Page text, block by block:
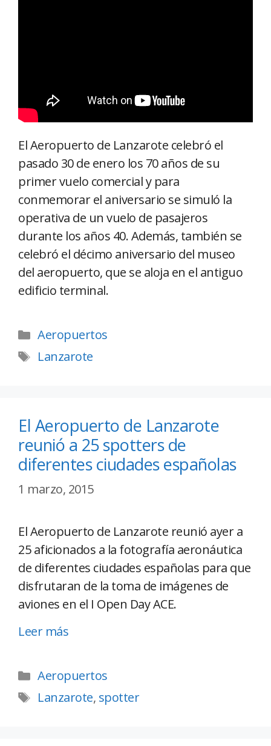
El Aeropuerto de Lanzarote celebró el
pasado 30 de enero los 70 años de su
primer vuelo comercial y para
conmemorar el aniversario se simuló la
operativa de un vuelo de pasajeros
durante los años 40. Además, también se
celebró el décimo aniversario del museo
del aeropuerto, que se aloja en el antiguo
edificio terminal.
Aeropuertos
Lanzarote
El Aeropuerto de Lanzarote
reunió a 25 spotters de
diferentes ciudades españolas
1 marzo, 2015
El Aeropuerto de Lanzarote reunió ayer a
25 aficionados a la fotografía aeronáutica
de diferentes ciudades españolas para que
disfrutaran de la toma de imágenes de
aviones en el I Open Day ACE.
Leer más
Aeropuertos
Lanzarote, spotter